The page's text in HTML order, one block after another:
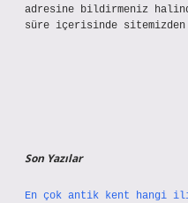
adresine bildirmeniz
süre içerisinde
Son Yazılar
En çok antik kent hangi